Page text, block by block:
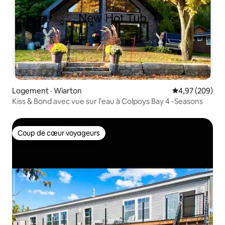
Logement · Wiarton Note
4,97 (209)
Kiss & Bond avec vue sur l'eau à Colpoys Bay 4 -Seasons
Coup de cœur voyageurs
Coup de cœur voyageurs